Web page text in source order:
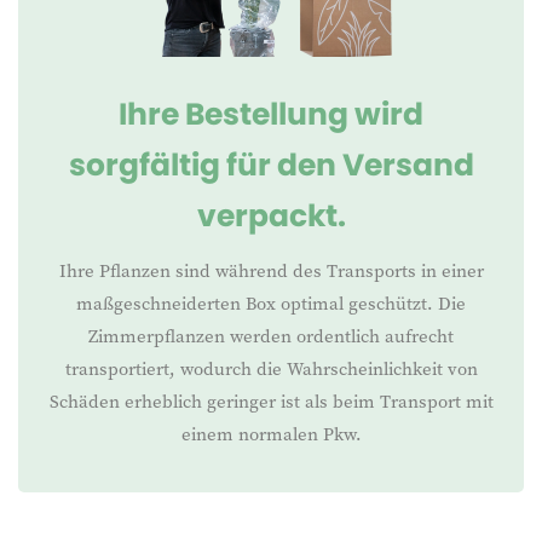
Ihre Bestellung wird
sorgfältig für den Versand
verpackt.
Ihre Pflanzen sind während des Transports in einer
maßgeschneiderten Box optimal geschützt. Die
Zimmerpflanzen werden ordentlich aufrecht
transportiert, wodurch die Wahrscheinlichkeit von
Schäden erheblich geringer ist als beim Transport mit
einem normalen Pkw.